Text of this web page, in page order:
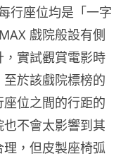
行座位均是「一字
戲院般設有側
實試觀賞電影時
於該戲院標榜的
位之間的行距的
不會太影響到其
，但皮製座椅弧